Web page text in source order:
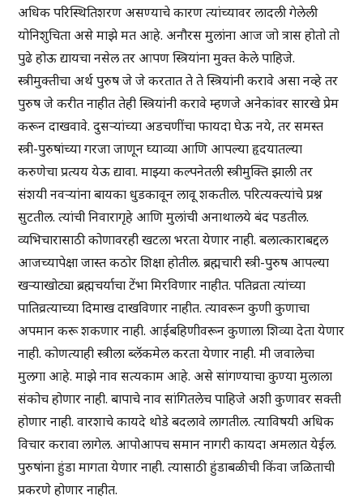
अधिक परिस्थितिशरण असण्याचे कारण त्यांच्यावर लादली गेलेली
योनिशुचिता असे माझे मत आहे. अनौरस मुलांना आज जो त्रास होतो तो
पुढे होऊ द्यायचा नसेल तर आपण स्त्रियांना मुक्त केले पाहिजे.
स्त्रीमुक्तीचा अर्थ पुरुष जे जे करतात ते ते स्त्रियांनी करावे असा नव्हे तर
पुरुष जे करीत नाहीत तेही स्त्रियांनी करावे म्हणजे अनेकांवर सारखे प्रेम
करून दाखवावे. दुसऱ्यांच्या अडचणींचा फायदा घेऊ नये, तर समस्त
स्त्री-पुरुषांच्या गरजा जाणून घ्याव्या आणि आपल्या हृदयातल्या
करुणेचा प्रत्यय येऊ द्यावा. माझ्या कल्पनेतली स्त्रीमुक्ति झाली तर
संशयी नवऱ्यांना बायका धुडकावून लावू शकतील. परित्यक्त्यांचे प्रश्न
सुटतील. त्यांची निवारागृहे आणि मुलांची अनाथालये बंद पडतील.
व्यभिचारासाठी कोणावरही खटला भरता येणार नाही. बलात्काराबद्दल
आजच्यापेक्षा जास्त कठोर शिक्षा होतील. ब्रह्मचारी स्त्री-पुरुष आपल्या
खऱ्याखोट्या ब्रह्मचर्याचा टेंभा मिरविणार नाहीत. पतिव्रता त्यांच्या
पातिव्रत्याच्या दिमाख दाखविणार नाहीत. त्यावरून कुणी कुणाचा
अपमान करू शकणार नाही. आईबहिणीवरून कुणाला शिव्या देता येणार
नाही. कोणत्याही स्त्रीला ब्लॅकमेल करता येणार नाही. मी जवालेचा
मुलगा आहे. माझे नाव सत्यकाम आहे. असे सांगण्याचा कुण्या मुलाला
संकोच होणार नाही. बापाचे नाव सांगितलेच पाहिजे अशी कुणावर सक्ती
होणार नाही. वारशाचे कायदे थोडे बदलावे लागतील. त्याविषयी अधिक
विचार करावा लागेल. आपोआपच समान नागरी कायदा अमलात येईल.
पुरुषांना हुंडा मागता येणार नाही. त्यासाठी हुंडाबळीची किंवा जळिताची
प्रकरणे होणार नाहीत.